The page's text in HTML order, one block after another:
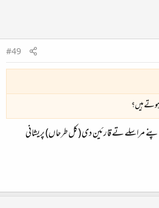
#49
ہیں؟
مراسلے تے قارئین دی (کل طرحاں) پریشانی